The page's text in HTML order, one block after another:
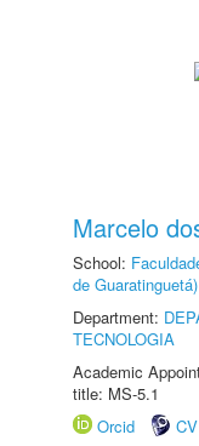
Marcelo
School:
de Guaratinguetá)
Department:
TECNOLOGIA
Academic
title: MS-5.1
Orcid